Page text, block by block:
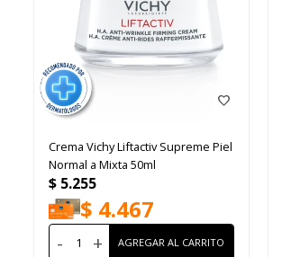
Crema Vichy Liftactiv Supreme Piel
Normal a Mixta 50ml
$ 5.255
$ 4.467
- +